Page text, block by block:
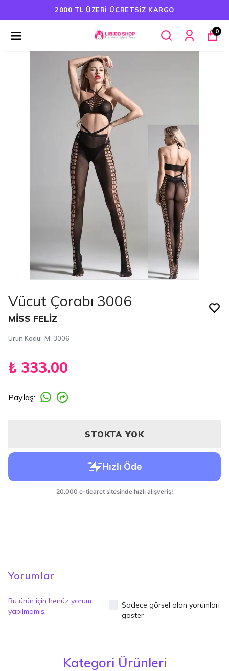
2000 TL ÜZERI ÜCRETSIZ KARGO
0
Vücut Çorabı 3006
MİSS FELİZ
Ürün Kodu: M-3006
₺ 333.00
Paylaş:
STOKTA YOK
Yorumlar
Bu ürün için henüz yorum
yapılmamış.
Sadece görsel olan yorumları
göster
Kategori Ürünleri